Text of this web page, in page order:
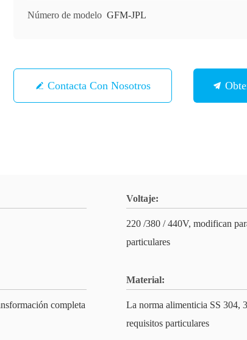
Número de modelo GFM-JPL
Contacta Con Nosotros
Voltaje:
220 /380 / 440V, modifican
particulares
completa
Material:
La norma alimenticia SS 304,
requisitos particulares